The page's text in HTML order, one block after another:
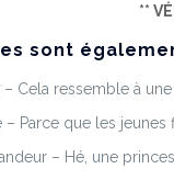
**
sont
Cela ressemble à
– Parce que les
– Hé, une